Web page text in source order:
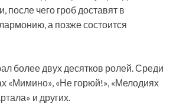
после чего гроб доставят в
а позже состоится
более двух десятков ролей. Среди
«Мимино», «Не горюй!», «Мелодиях
и других.